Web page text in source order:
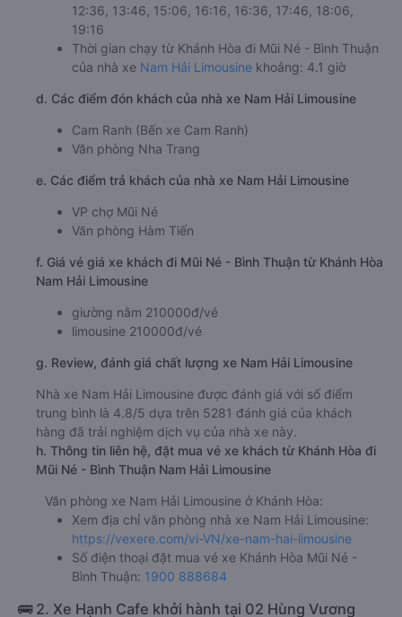
12:36, 13:46, 15:06, 16:16, 16:36, 17:46, 18:06,
19:16
Thời gian chạy từ Khánh Hòa đi Mũi Né - Bình Thuận
của nhà xe Nam Hải Limousine khoảng: 4.1 giờ
d. Các điểm đón khách của nhà xe Nam Hải Limousine
Cam Ranh (Bến xe Cam Ranh)
Văn phòng Nha Trang
e. Các điểm trả khách của nhà xe Nam Hải Limousine
VP chợ Mũi Né
Văn phòng Hàm Tiến
f. Giá vé giá xe khách đi Mũi Né - Bình Thuận từ Khánh Hòa
Nam Hải Limousine
giường nằm 210000đ/vé
limousine 210000đ/vé
g. Review, đánh giá chất lượng xe Nam Hải Limousine
Nhà xe Nam Hải Limousine được đánh giá với số điểm
trung bình là 4.8/5 dựa trên 5281 đánh giá của khách
hàng đã trải nghiệm dịch vụ của nhà xe này.
h. Thông tin liên hệ, đặt mua vé xe khách từ Khánh Hòa đi
Mũi Né - Bình Thuận Nam Hải Limousine
Văn phòng xe Nam Hải Limousine ở Khánh Hòa:
Xem địa chỉ văn phòng nhà xe Nam Hải Limousine:
https://vexere.com/vi-VN/xe-nam-hai-limousine
Số điện thoại đặt mua vé xe Khánh Hòa Mũi Né -
Bình Thuận: 1900 888684
🚌 2. Xe Hạnh Cafe khởi hành tại 02 Hùng Vương